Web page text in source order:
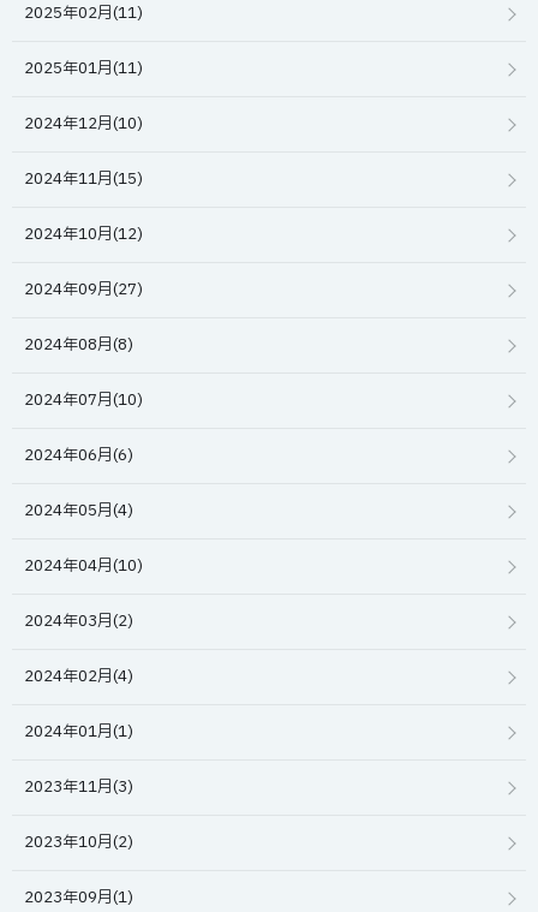
2025年02月(11)
2025年01月(11)
2024年12月(10)
2024年11月(15)
2024年10月(12)
2024年09月(27)
2024年08月(8)
2024年07月(10)
2024年06月(6)
2024年05月(4)
2024年04月(10)
2024年03月(2)
2024年02月(4)
2024年01月(1)
2023年11月(3)
2023年10月(2)
2023年09月(1)